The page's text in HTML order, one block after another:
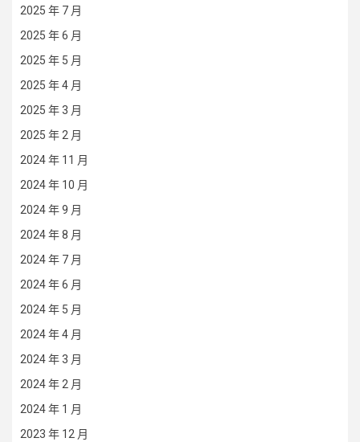
2025 年 7 月
2025 年 6 月
2025 年 5 月
2025 年 4 月
2025 年 3 月
2025 年 2 月
2024 年 11 月
2024 年 10 月
2024 年 9 月
2024 年 8 月
2024 年 7 月
2024 年 6 月
2024 年 5 月
2024 年 4 月
2024 年 3 月
2024 年 2 月
2024 年 1 月
2023 年 12 月